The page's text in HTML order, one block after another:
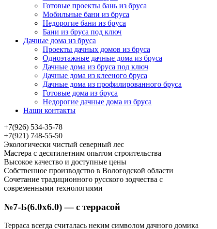
Готовые проекты бань из бруса
Мобильные бани из бруса
Недорогие бани из бруса
Бани из бруса под ключ
Дачные дома из бруса
Проекты дачных домов из бруса
Одноэтажные дачные дома из бруса
Дачные дома из бруса под ключ
Дачные дома из клееного бруса
Дачные дома из профилированного бруса
Готовые дома из бруса
Недорогие дачные дома из бруса
Наши контакты
+7(926) 534-35-78
+7(921) 748-55-50
Экологически чистый северный лес
Мастера с десятилетним опытом строительства
Высокое качество и доступные цены
Собственное производство в Вологодской области
Сочетание традиционного русского зодчества с
современными технологиями
№7-Б(6.0х6.0) — с террасой
Терраса всегда считалась неким символом дачного домика